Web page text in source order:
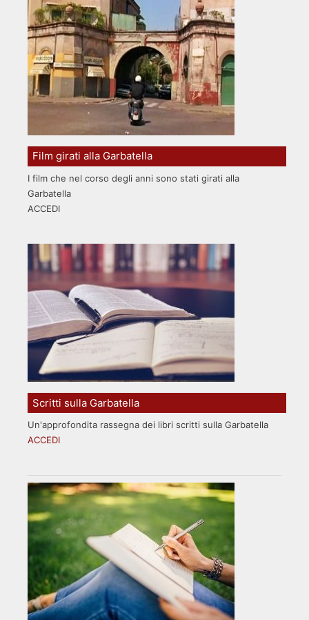
Film girati alla Garbatella
I film che nel corso degli anni sono stati girati alla
Garbatella
ACCEDI
Scritti sulla Garbatella
Un'approfondita rassegna dei libri scritti sulla Garbatella
ACCEDI